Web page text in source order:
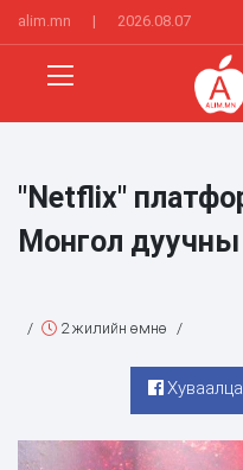
alim.mn | 2026.08.07
"Netflix"
Монгол
/ 2 жилийн өмнө /